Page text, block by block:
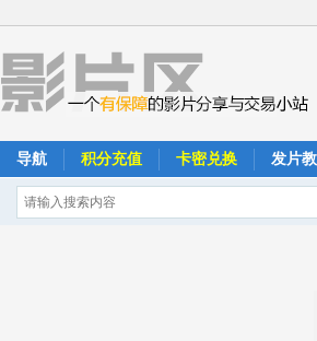
导航 积分充值 卡密兑换 发片